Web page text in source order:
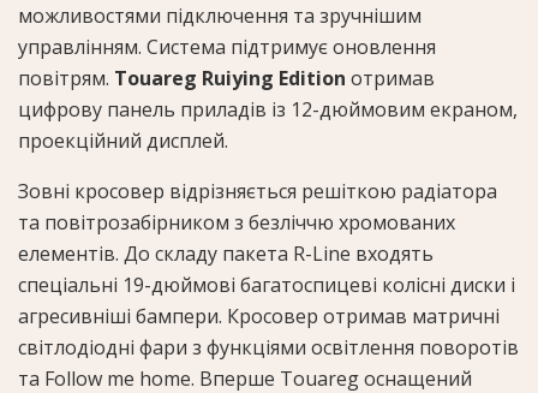
можливостями підключення та зручнішим
управлінням. Система підтримує оновлення
повітрям. Touareg Ruiying Edition отримав
цифрову панель приладів із 12-дюймовим екраном,
проекційний дисплей.
Зовні кросовер відрізняється решіткою радіатора
та повітрозабірником з безліччю хромованих
елементів. До складу пакета R-Line входять
спеціальні 19-дюймові багатоспицеві колісні диски і
агресивніші бампери. Кросовер отримав матричні
світлодіодні фари з функціями освітлення поворотів
та Follow me home. Вперше Touareg оснащений